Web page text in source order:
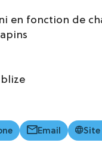
en fonction de
Email Site